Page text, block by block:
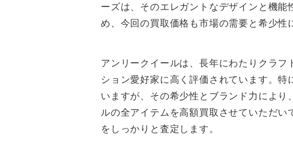
ーズは、そのエレガントなデザインと機
め、今回の買取価格も市場の需要と希少性
アンリークイールは、長年にわたりクラ
ション愛好家に高く評価されています。
いますが、その希少性とブランド力によ
ルの全アイテムを高額買取させていただ
をしっかりと査定します。